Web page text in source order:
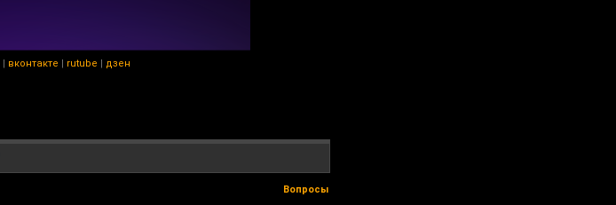
| вконтакте | rutube | дзен
Вопросы